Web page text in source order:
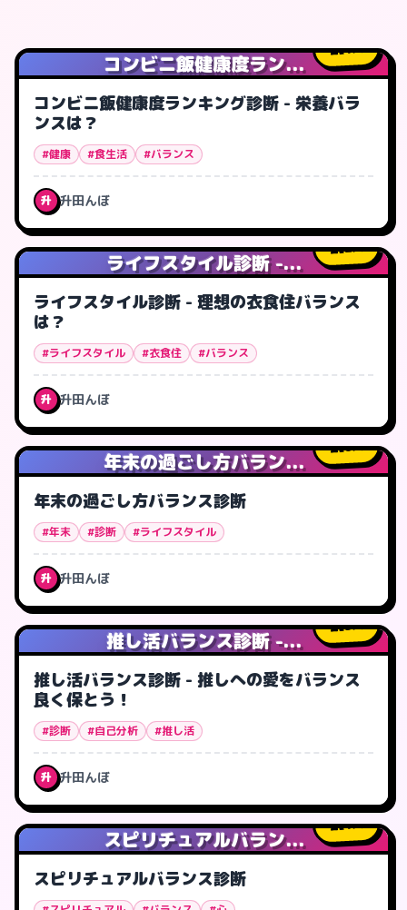
コンビニ飯健康度ラン...
1人
コンビニ飯健康度ランキング診断 - 栄養バラ
ンスは？
#健康 #食生活 #バランス
升 升田んぼ
ライフスタイル診断 -...
2人
ライフスタイル診断 - 理想の衣食住バランス
は？
#ライフスタイル #衣食住 #バランス
升 升田んぼ
年末の過ごし方バラン...
0人
年末の過ごし方バランス診断
#年末 #診断 #ライフスタイル
升 升田んぼ
推し活バランス診断 -...
5人
推し活バランス診断 - 推しへの愛をバランス
良く保とう！
#診断 #自己分析 #推し活
升 升田んぼ
スピリチュアルバラン...
1人
スピリチュアルバランス診断